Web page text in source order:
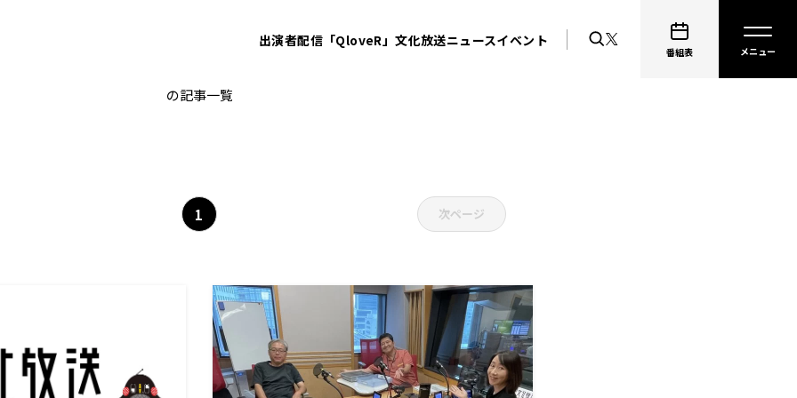
出演者配信「QloveR」文化放送ニュースイベント
番組表
の記事一覧
1 次ページ